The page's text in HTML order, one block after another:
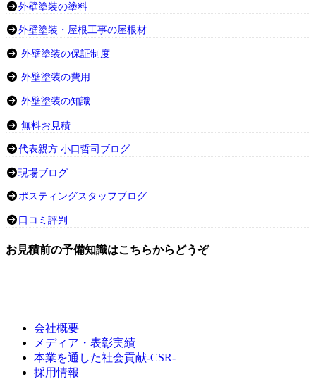
外壁塗装の塗料
外壁塗装・屋根工事の屋根材
外壁塗装の保証制度
外壁塗装の費用
外壁塗装の知識
無料お見積
代表親方 小口哲司ブログ
現場ブログ
ポスティングスタッフブログ
口コミ評判
お見積前の予備知識はこちらからどうぞ
会社概要
メディア・表彰実績
本業を通した社会貢献-CSR-
採用情報